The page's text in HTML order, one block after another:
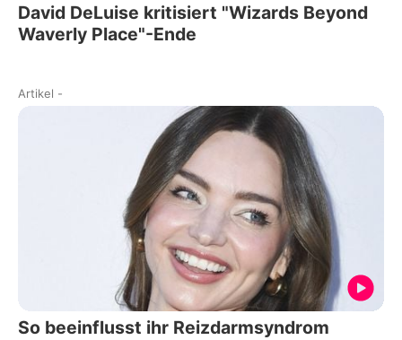
David DeLuise kritisiert "Wizards Beyond
Waverly Place"-Ende
Artikel -
So beeinflusst ihr Reizdarmsyndrom